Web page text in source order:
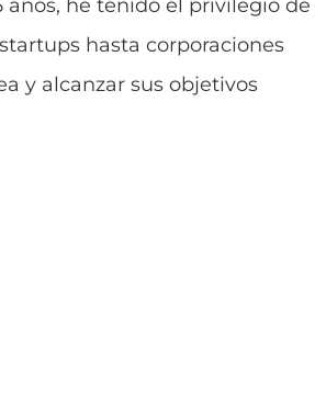
he tenido el privilegio de
hasta corporaciones
y alcanzar sus objetivos